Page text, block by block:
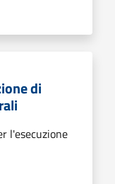
di
l'esecuzione